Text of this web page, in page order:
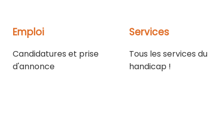
Emploi
Candidatures et prise
d'annonce
Services
Tous les services du
handicap !